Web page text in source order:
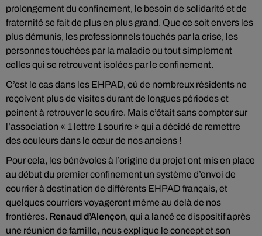
prolongement du confinement, le besoin de solidarité et de
fraternité se fait de plus en plus grand. Que ce soit envers les
plus démunis, les professionnels touchés par la crise, les
personnes touchées par la maladie ou tout simplement
celles qui se retrouvent isolées par le confinement.
C’est le cas dans les EHPAD, où de nombreux résidents ne
reçoivent plus de visites durant de longues périodes et
peinent à retrouver le sourire. Mais c’était sans compter sur
l’association « 1 lettre 1 sourire » qui a décidé de remettre
des couleurs dans le cœur de nos anciens !
Pour cela, les bénévoles à l’origine du projet ont mis en place
au début du premier confinement un système d’envoi de
courrier à destination de différents EHPAD français, et
quelques courriers voyageront même au delà de nos
frontières. Renaud d’Alençon, qui a lancé ce dispositif après
une réunion de famille, nous explique le concept et son